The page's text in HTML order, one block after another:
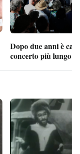
Dopo due anni è
concerto più lungo